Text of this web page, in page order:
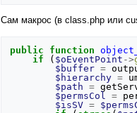
Сам макрос (в class.php или
public function
if
( $oEventPoint ->
$buffer =
$hierarchy =
$path
=
$permsCol
=
$isSV =